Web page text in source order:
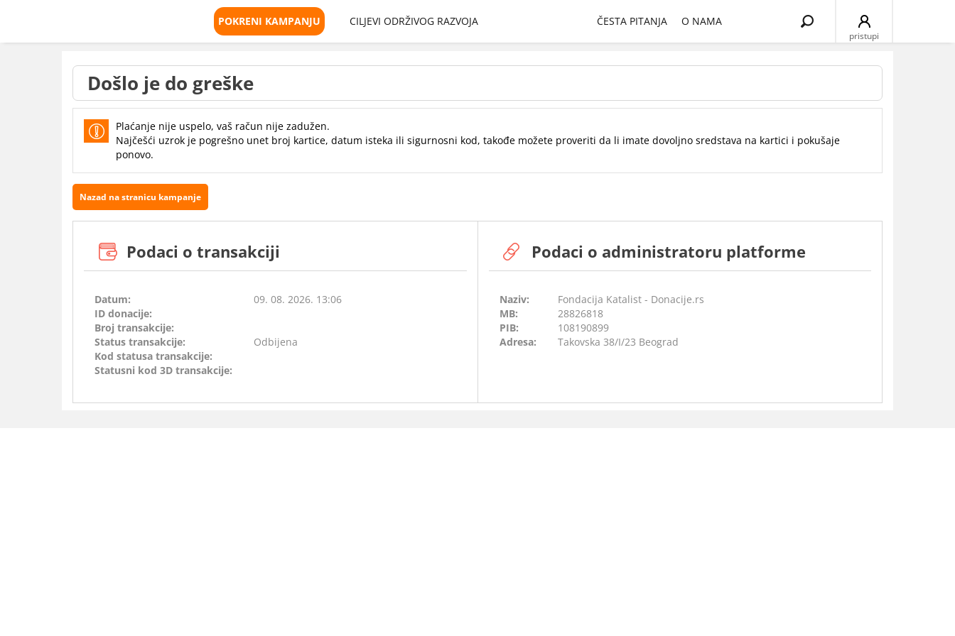
POKRENI KAMPANJU CILJEVI ODRŽIVOG RAZVOJA ČESTA PITANJA O NAMA
pristupi
Search
for:
Došlo je do greške
Plaćanje nije uspelo, vaš račun nije zadužen.
Najčešći uzrok je pogrešno unet broj kartice, datum isteka ili sigurnosni kod, takođe možete proveriti da li imate dovoljno sredstava na kartici i pokušaje
ponovo.
Nazad na stranicu kampanje
Podaci o transakciji
Datum:
09. 08. 2026. 13:06
ID donacije:
Broj transakcije:
Status transakcije:
Odbijena
Kod statusa transakcije:
Statusni kod 3D transakcije:
Podaci o administratoru platforme
Naziv:
Fondacija Katalist - Donacije.rs
MB:
28826818
PIB:
108190899
Adresa:
Takovska 38/I/23 Beograd